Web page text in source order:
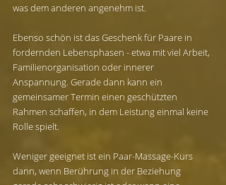
was dem anderen angenehm ist.
Ebenso schön ist das Geschenk für Paare in
fordernden Lebensphasen - etwa mit viel Arbeit,
Familienorganisation oder innerer
Anspannung. Gerade dann kann ein
gemeinsamer Termin einen geschützten
Rahmen schaffen, in dem Leistung einmal keine
Rolle spielt.
Weniger geeignet ist ein Paar-Massage-Kurs
dann, wenn Berührung in der Beziehung